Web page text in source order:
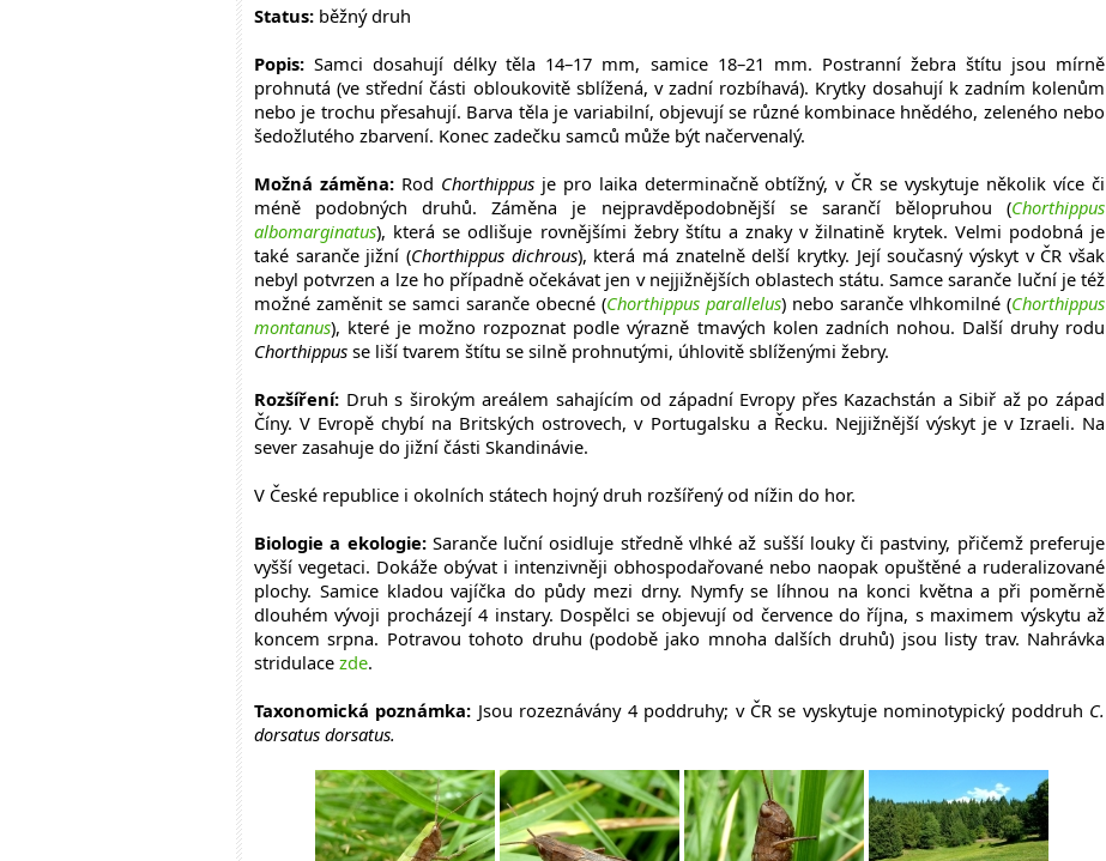
Status: běžný druh
Popis: Samci dosahují délky těla 14–17 mm, samice 18–21 mm. Postranní žebra štítu jsou mírně
prohnutá (ve střední části obloukovitě sblížená, v zadní rozbíhavá). Krytky dosahují k zadním kolenům
nebo je trochu přesahují. Barva těla je variabilní, objevují se různé kombinace hnědého, zeleného nebo
šedožlutého zbarvení. Konec zadečku samců může být načervenalý.
Možná záměna:Rod Chorthippusje pro laika determinačně obtížný, v ČR se vyskytuje několik více či
méně podobných druhů. Záměna je nejpravděpodobnější se sarančí bělopruhou (Chorthippus
albomarginatus), která se odlišuje rovnějšími žebry štítu a znaky v žilnatině krytek. Velmi podobná je
také saranče jižní (Chorthippus dichrous), která má znatelně delší krytky. Její současný výskyt v ČR však
nebyl potvrzen a lze ho případně očekávat jen v nejjižnějších oblastech státu. Samce saranče luční je též
možné zaměnit se samci saranče obecné (Chorthippus parallelus) nebo saranče vlhkomilné (Chorthippus
montanus), které je možno rozpoznat podle výrazně tmavých kolen zadních nohou. Další druhy rodu
Chorthippus se liší tvarem štítu se silně prohnutými, úhlovitě sblíženými žebry.
Rozšíření: Druh s širokým areálem sahajícím od západní Evropy přes Kazachstán a Sibiř až po západ
Číny. V Evropě chybí na Britských ostrovech, v Portugalsku a Řecku. Nejjižnější výskyt je v Izraeli. Na
sever zasahuje do jižní části Skandinávie.
V České republice i okolních státech hojný druh rozšířený od nížin do hor.
Biologie a ekologie:Saranče luční osidluje středně vlhké až sušší louky či pastviny, přičemž preferuje
vyšší vegetaci. Dokáže obývat i intenzivněji obhospodařované nebo naopak opuštěné a ruderalizované
plochy. Samice kladou vajíčka do půdy mezi drny. Nymfy se líhnou na konci května a při poměrně
dlouhém vývoji procházejí 4 instary. Dospělci se objevují od července do října, s maximem výskytu až
koncem srpna. Potravou tohoto druhu (podobě jako mnoha dalších druhů) jsou listy trav. Nahrávka
stridulace zde.
Taxonomická poznámka: Jsou rozeznávány 4 poddruhy; v ČR se vyskytuje nominotypický poddruh C.
dorsatus dorsatus.